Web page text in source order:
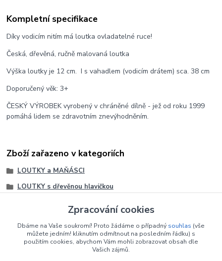
Kompletní specifikace
Díky vodicím nitím má loutka ovladatelné ruce!
Česká, dřevěná, ručně malovaná loutka
Výška loutky je 12 cm. I s vahadlem (vodicím drátem) sca. 38 cm
Doporučený věk: 3+
ČESKÝ VÝROBEK vyrobený v chráněné dílně - jež od roku 1999
pomáhá lidem se zdravotním znevýhodněním.
Zboží zařazeno v kategoriích
LOUTKY a MAŇÁSCI
LOUTKY s dřevěnou hlavičkou
LOUTKY + OVLADATELNÉ RUCE !
LOUTKY s dřevěnou hlavičkou
Zpracování cookies
Dbáme na Vaše soukromí! Proto žádáme o případný souhlas (vše
můžete jedním! kliknutím odmítnout na posledním řádku) s
použitím cookies, abychom Vám mohli zobrazovat obsah dle
Vašich zájmů.